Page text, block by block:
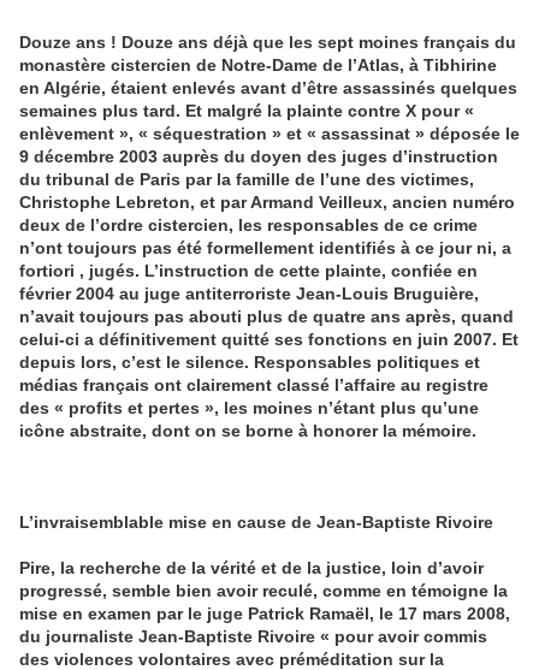
Douze ans ! Douze ans déjà que les sept moines français du
monastère cistercien de Notre-Dame de l’Atlas, à Tibhirine
en Algérie, étaient enlevés avant d’être assassinés quelques
semaines plus tard. Et malgré la plainte contre X pour «
enlèvement », « séquestration » et « assassinat » déposée le
9 décembre 2003 auprès du doyen des juges d’instruction
du tribunal de Paris par la famille de l’une des victimes,
Christophe Lebreton, et par Armand Veilleux, ancien numéro
deux de l’ordre cistercien, les responsables de ce crime
n’ont toujours pas été formellement identifiés à ce jour ni, a
fortiori , jugés. L’instruction de cette plainte, confiée en
février 2004 au juge antiterroriste Jean-Louis Bruguière,
n’avait toujours pas abouti plus de quatre ans après, quand
celui-ci a définitivement quitté ses fonctions en juin 2007. Et
depuis lors, c’est le silence. Responsables politiques et
médias français ont clairement classé l’affaire au registre
des « profits et pertes », les moines n’étant plus qu’une
icône abstraite, dont on se borne à honorer la mémoire.
L’invraisemblable mise en cause de Jean-Baptiste Rivoire
Pire, la recherche de la vérité et de la justice, loin d’avoir
progressé, semble bien avoir reculé, comme en témoigne la
mise en examen par le juge Patrick Ramaël, le 17 mars 2008,
du journaliste Jean-Baptiste Rivoire « pour avoir commis
des violences volontaires avec préméditation sur la